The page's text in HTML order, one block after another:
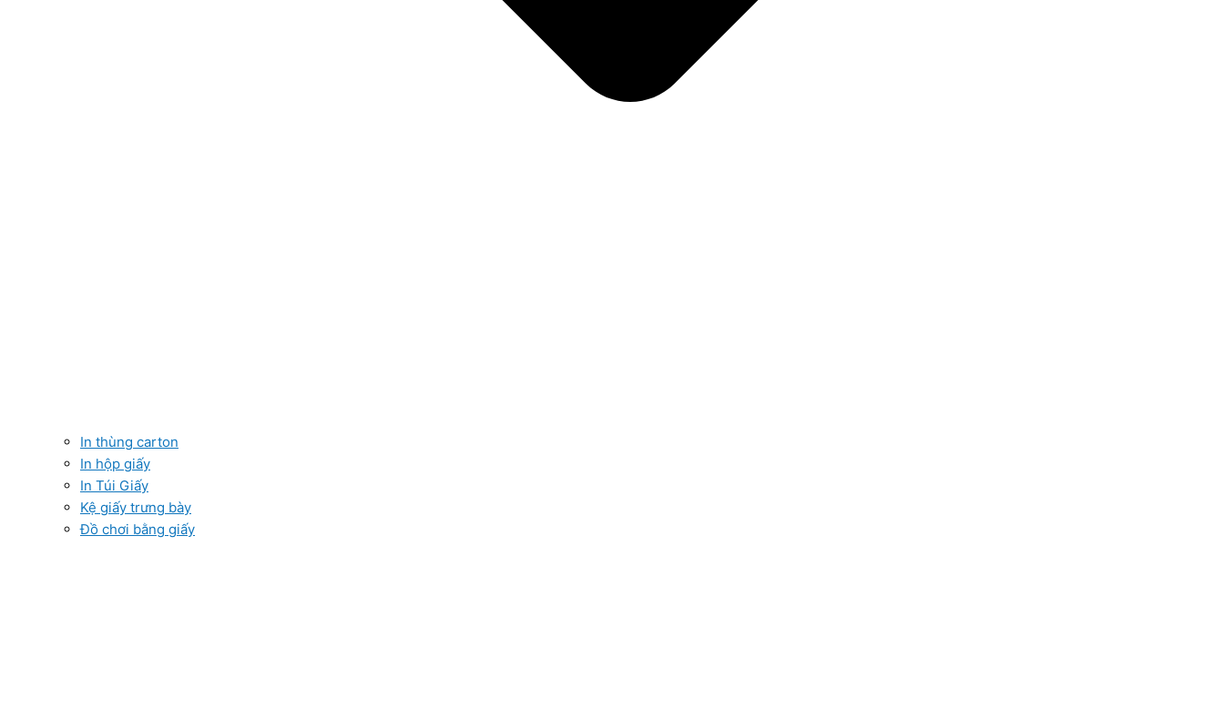
In thùng carton
In hộp giấy
In Túi Giấy
Kệ giấy trưng bày
Đồ chơi bằng giấy